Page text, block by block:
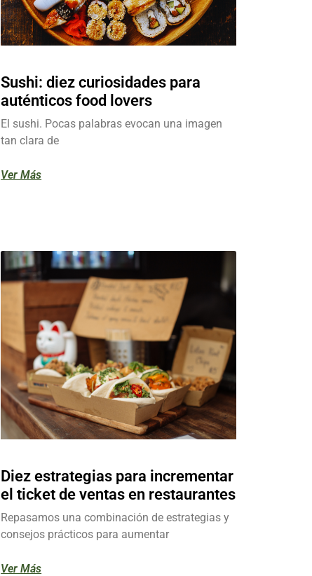
Sushi: diez curiosidades para
auténticos food lovers
El sushi. Pocas palabras evocan una imagen
tan clara de
Ver Más
Diez estrategias para incrementar
el ticket de ventas en restaurantes
Repasamos una combinación de estrategias y
consejos prácticos para aumentar
Ver Más